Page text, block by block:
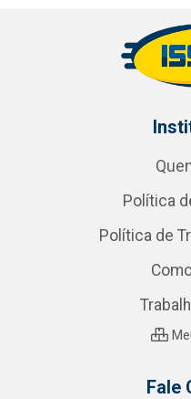
Política
Política de
Fale